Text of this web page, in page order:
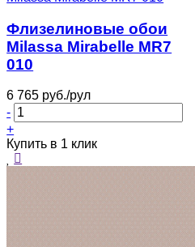
Флизелиновые обои
Milassa Mirabelle MR7
010
6 765 руб./рул
-
+
Купить в 1 клик